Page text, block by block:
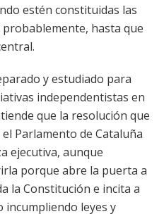
estén constituidas las
hasta que
y estudiado para
independentistas en
que la resolución que
Parlamento de Cataluña
ejecutiva, aunque
porque abre la puerta a
la Constitución e incita a
incumpliendo leyes y